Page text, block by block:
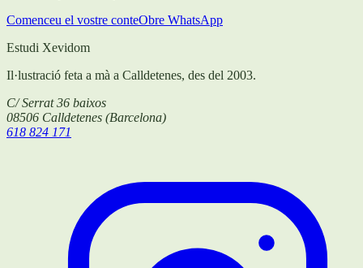
Comenceu el vostre conteObre WhatsApp
Estudi Xevidom
Il·lustració feta a mà a Calldetenes, des del 2003.
C/ Serrat 36 baixos
08506 Calldetenes (Barcelona)
618 824 171